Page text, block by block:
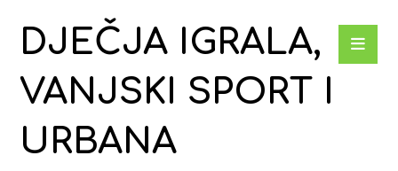
DJEČJA IGRALA,
VANJSKI SPORT I
URBANA